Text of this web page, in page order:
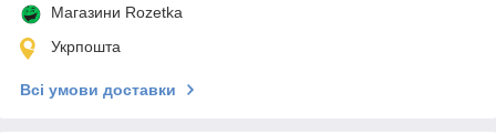
Магазини Rozetka
Укрпошта
Всі умови доставки